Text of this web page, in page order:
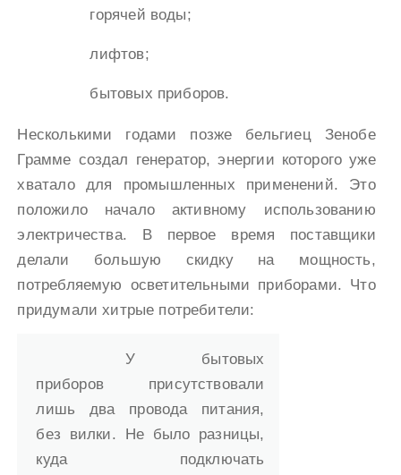
горячей воды;
лифтов;
бытовых приборов.
Несколькими годами позже бельгиец Зенобе
Грамме создал генератор, энергии которого уже
хватало для промышленных применений. Это
положило начало активному использованию
электричества. В первое время поставщики
делали большую скидку на мощность,
потребляемую осветительными приборами. Что
придумали хитрые потребители:
У бытовых
приборов присутствовали
лишь два провода питания,
без вилки. Не было разницы,
куда подключать